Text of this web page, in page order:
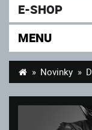
E-SHOP
MENU
Novinky